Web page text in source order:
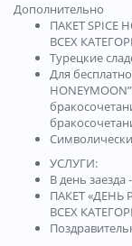
Дополнительно
ПАКЕТ SPICE
ВСЕХ
Турецкие
Для
УСЛУГИ:
В день заезда
ПАКЕТ «ДЕНЬ
ВСЕХ